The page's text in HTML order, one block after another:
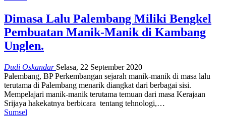
Dimasa Lalu Palembang Miliki Bengkel
Pembuatan Manik-Manik di Kambang
Unglen.
Dudi Oskandar Selasa, 22 September 2020
Palembang, BP Perkembangan sejarah manik-manik di masa lalu
terutama di Palembang menarik diangkat dari berbagai sisi.
Mempelajari manik-manik terutama temuan dari masa Kerajaan
Srijaya hakekatnya berbicara tentang tehnologi,…
Sumsel